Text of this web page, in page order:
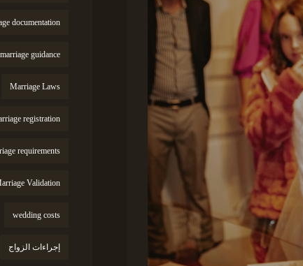
documentation
marriage guidance
Marriage Laws
registration
requirements
Validation
wedding costs
إجراءات الزواج